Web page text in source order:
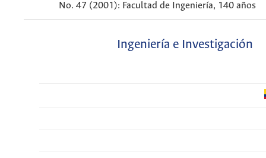
No. 47 (2001): Facultad de Ingeniería, 140 años
Ingeniería e Investigación